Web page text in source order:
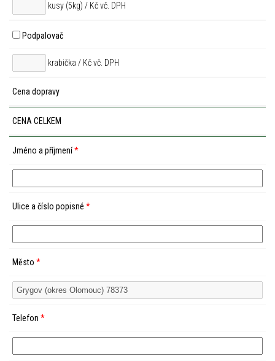
kusy (5kg) / Kč vč. DPH
Podpalovač
krabička / Kč vč. DPH
Cena dopravy
CENA CELKEM
Jméno a příjmení*
Ulice a číslo popisné *
Město *
Telefon *